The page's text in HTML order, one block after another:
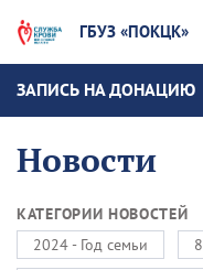
ГБУЗ «ПОКЦК»
ЗАПИСЬ НА ДОНАЦИЮ
Новости
КАТЕГОРИИ НОВОСТЕЙ
2024 - Год семьи